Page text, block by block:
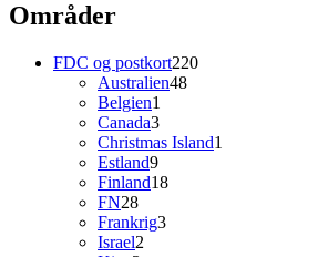
Områder
FDC og postkort220220
Australien4848
Belgien1
Canada33
varer
Christmas Island1
Estland99
varer
Finland1818
FN2828
varer
Frankrig33
Israel2